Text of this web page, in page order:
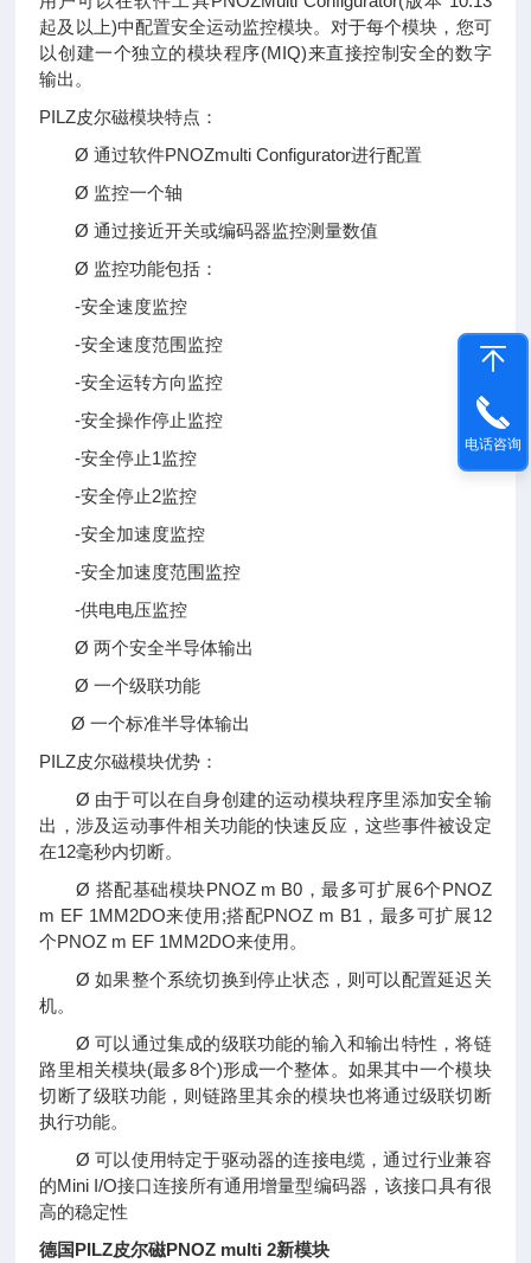
起及以上)中配置安全运动监控模块。对于每个模块，您可
以创建一个独立的模块程序(MIQ)来直接控制安全的数字
输出。
PILZ皮尔磁模块特点：
Ø 通过软件PNOZmulti Configurator进行配置
Ø 监控一个轴
Ø 通过接近开关或编码器监控测量数值
Ø 监控功能包括：
-安全速度监控
-安全速度范围监控
-安全运转方向监控
-安全操作停止监控
-安全停止1监控
-安全停止2监控
-安全加速度监控
-安全加速度范围监控
-供电电压监控
Ø 两个安全半导体输出
Ø 一个级联功能
Ø 一个标准半导体输出
PILZ皮尔磁模块优势：
Ø 由于可以在自身创建的运动模块程序里添加安全输
出，涉及运动事件相关功能的快速反应，这些事件被设定
在12毫秒内切断。
Ø 搭配基础模块PNOZ m B0，最多可扩展6个PNOZ
m EF 1MM2DO来使用;搭配PNOZ m B1，最多可扩展12
个PNOZ m EF 1MM2DO来使用。
Ø 如果整个系统切换到停止状态，则可以配置延迟关
机。
Ø 可以通过集成的级联功能的输入和输出特性，将链
路里相关模块(最多8个)形成一个整体。如果其中一个模块
切断了级联功能，则链路里其余的模块也将通过级联切断
执行功能。
Ø 可以使用特定于驱动器的连接电缆，通过行业兼容
的Mini I/O接口连接所有通用增量型编码器，该接口具有很
高的稳定性
德国PILZ皮尔磁PNOZ multi 2新模块
电话咨询